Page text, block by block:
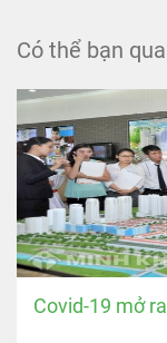
Có thể bạn
Covid-19 mở